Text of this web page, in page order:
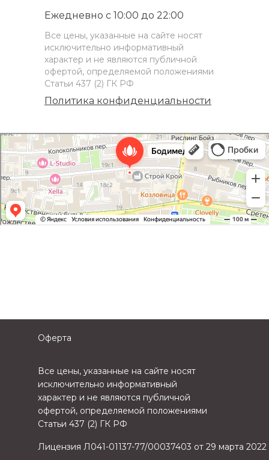
Ежедневно с 10:00 до 22:00
Все цены, указанные на сайте носят
исключительно информативный
характер и не являются публичной
офертой, определяемой положениями
Статьи 437 (2) ГК РФ
Политика конфиденциальности
Bodymed клиника лазерной эпиляции и косметологии
Массажный салон в Москве
Эпиляция в Москве
Все цены, указанные на сайте носят
исключительно информативный
характер и не являются публичной
офертой, определяемой положениями
Статьи 437 (2) ГК РФ
Лицензия Л041-01137-77/00037403 от 29 марта 2022
Оферта